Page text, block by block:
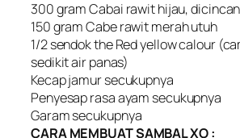
300 gram Cabai rawit hijau,
150 gram Cabe rawit merah utuh
1/2 sendok the Red yellow calour
sedikit air panas)
Kecap jamur secukupnya
Penyesap rasa ayam secukupnya
Garam secukupnya
CARA MEMBUAT SAMBAL XO :